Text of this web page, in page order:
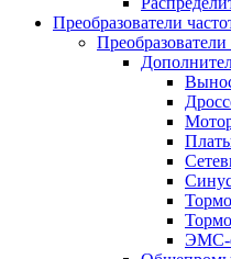
Преобразователи
Преобразователи
ЭМС-